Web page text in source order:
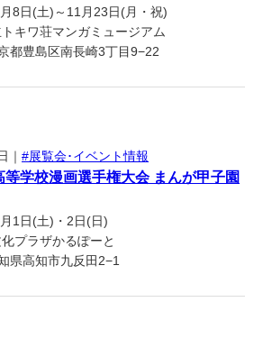
8日(土)～11月23日(月・祝)
キワ荘マンガミュージアム
都豊島区南長崎3丁目9−22
｜ #展覧会･イベント情報
等学校漫画選手権大会 まんが甲子園
1日(土)・2日(日)
プラザかるぽーと
県高知市九反田2−1